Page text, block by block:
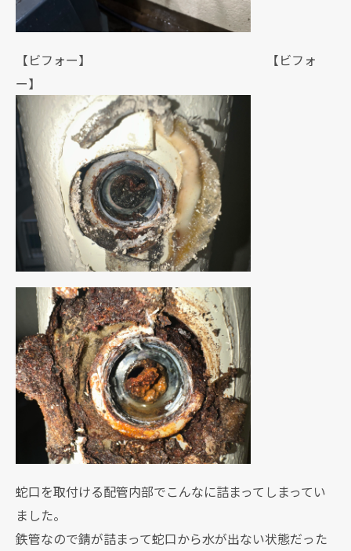
【ビフォー】 【ビフォ
ー】
蛇口を取付ける配管内部でこんなに詰まってしまってい
ました。
鉄管なので錆が詰まって蛇口から水が出ない状態だった